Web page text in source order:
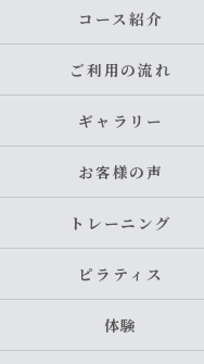
コース紹介
ご利用の流れ
ギャラリー
お客様の声
トレーニング
ピラティス
体験